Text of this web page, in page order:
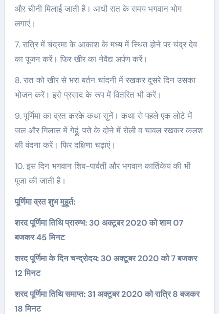
और चीनी मिलाई जाती है। आधी रात के समय भगवान भोग
लगाएं।
7. रात्रि में चंद्रमा के आकाश के मध्य में स्थित होने पर चंद्र देव
का पूजन करें। फिर खीर का नेवैद्य अर्पण करें।
8. रात को खीर से भरा बर्तन चांदनी में रखकर दूसरे दिन उसका
भोजन करें। इसे प्रसाद के रूप में वितरित भी करें।
9. पूर्णिमा का व्रत करके कथा सुनें। कथा से पहले एक लोटे में
जल और गिलास में गेहूं, पत्ते के दोने में रोली व चावल रखकर कलश
की वंदना करें। फिर दक्षिणा चढ़ाएं।
10. इस दिन भगवान शिव-पार्वती और भगवान कार्तिकेय की भी
पूजा की जाती है।
पूर्णिमा व्रत शुभ मुहूर्त:
शरद पूर्णिमा तिथि प्रारम्भ: 30 अक्टूबर 2020 को शाम 07
बजकर 45 मिनट
शरद पूर्णिमा के दिन चन्द्रोदय: 30 अक्टूबर 2020 को 7 बजकर
12 मिनट
शरद पूर्णिमा तिथि समाप्त: 31 अक्टूबर 2020 को रात्रि 8 बजकर
18 मिनट